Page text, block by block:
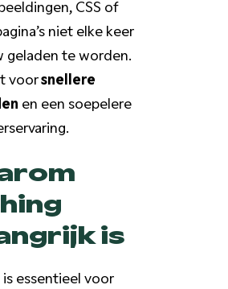
CSS of
niet elke keer
geladen te worden.
voorsnellere
en een soepelere
is
is essentieel voor